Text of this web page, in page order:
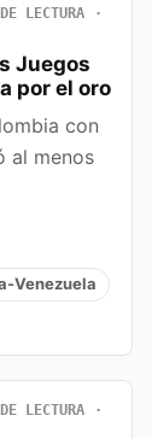
LECTURA
Juegos
por el oro
con
al menos
Venezuela
LECTURA